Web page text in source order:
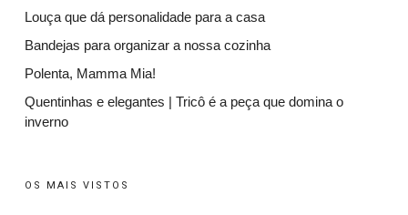
Louça que dá personalidade para a casa
Bandejas para organizar a nossa cozinha
Polenta, Mamma Mia!
Quentinhas e elegantes | Tricô é a peça que domina o
inverno
OS MAIS VISTOS